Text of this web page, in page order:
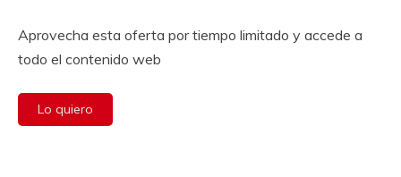
Aprovecha esta oferta por tiempo limitado y accede a
todo el contenido web
Lo quiero